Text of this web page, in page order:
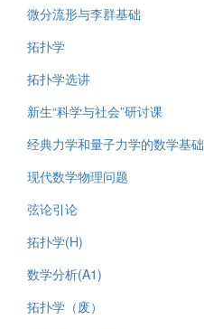
微分流形与李群基础
拓扑学
拓扑学选讲
新生“科学与社会”研讨课
经典力学和量子力学的数学基础
现代数学物理问题
弦论引论
拓扑学(H)
数学分析(A1)
拓扑学（废）